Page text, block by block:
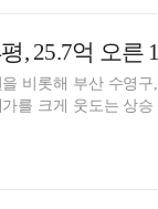
, 25.7억 오
비롯해 부산 수영
를 크게 웃도는 상